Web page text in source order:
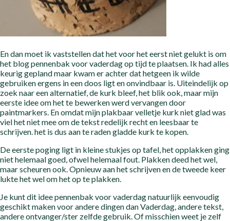
En dan moet ik vaststellen dat het voor het eerst niet gelukt is om
het blog pennenbak voor vaderdag op tijd te plaatsen. Ik had alles
keurig gepland maar kwam er achter dat hetgeen ik wilde
gebruiken ergens in een doos ligt en onvindbaar is. Uiteindelijk op
zoek naar een alternatief, de kurk bleef, het blik ook, maar mijn
eerste idee om het te bewerken werd vervangen door
paintmarkers. En omdat mijn plakbaar velletje kurk niet glad was
viel het niet mee om de tekst redelijk recht en leesbaar te
schrijven. het is dus aan te raden gladde kurk te kopen.
De eerste poging ligt in kleine stukjes op tafel, het opplakken ging
niet helemaal goed, ofwel helemaal fout. Plakken deed het wel,
maar scheuren ook. Opnieuw aan het schrijven en de tweede keer
lukte het wel om het op te plakken.
Je kunt dit idee pennenbak voor vaderdag natuurlijk eenvoudig
geschikt maken voor andere dingen dan Vaderdag, andere tekst,
andere ontvanger/ster zelfde gebruik. Of misschien weet je zelf